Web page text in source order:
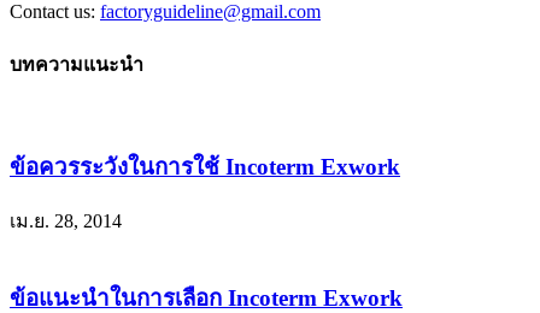
Contact us: factoryguideline@gmail.com
บทความแนะนำ
ข้อควรระวังในการใช้ Incoterm Exwork
เม.ย. 28, 2014
ข้อแนะนำในการเลือก Incoterm Exwork